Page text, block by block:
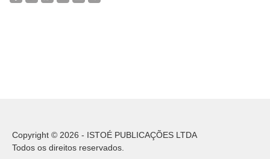
Copyright © 2026 - ISTOÉ PUBLICAÇÕES LTDA
Todos os direitos reservados.